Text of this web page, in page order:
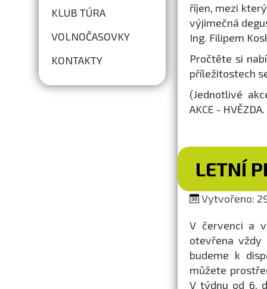
KLUB TÚRA
VOLNOČASOVKY
KONTAKTY
říjen, mezi
výjimečná
Ing. Filipem
Pročtěte si
příležitostech
(Jednotlivé
AKCE -
LETNÍ
Vytvořeno:
V červenci a
otevřena
budeme k
můžete
V týdnu od 6.